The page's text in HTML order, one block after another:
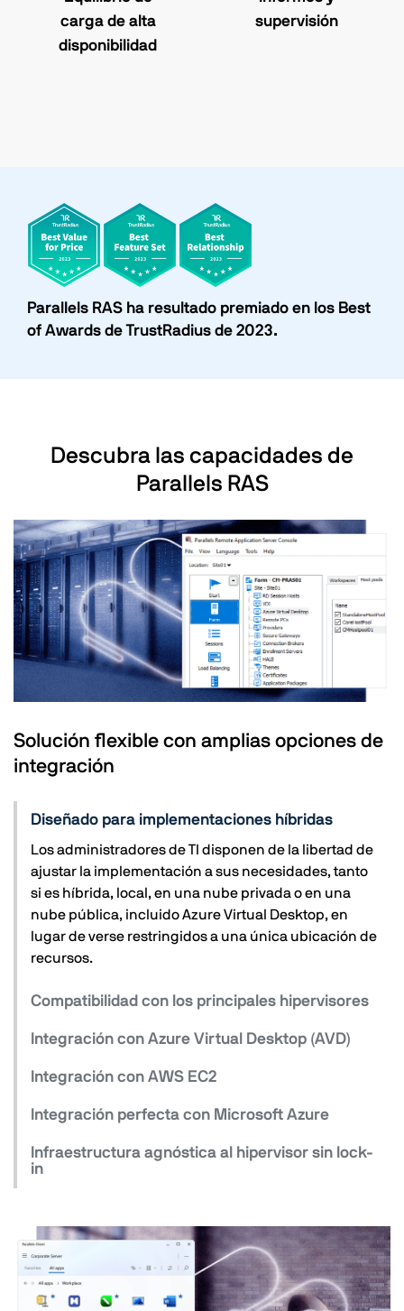
carga de alta
disponibilidad
supervisión
Parallels RAS ha resultado premiado en los Best
of Awards de TrustRadius de 2023.
Descubra las capacidades de
Parallels RAS
Solución flexible con amplias opciones de
integración
Diseñado para implementaciones híbridas
Los administradores de TI disponen de la libertad de
ajustar la implementación a sus necesidades, tanto
si es híbrida, local, en una nube privada o en una
nube pública, incluido Azure Virtual Desktop, en
lugar de verse restringidos a una única ubicación de
recursos.
Compatibilidad con los principales hipervisores
Integración con Azure Virtual Desktop (AVD)
Integración con AWS EC2
Integración perfecta con Microsoft Azure
Infraestructura agnóstica al hipervisor sin lock-
in